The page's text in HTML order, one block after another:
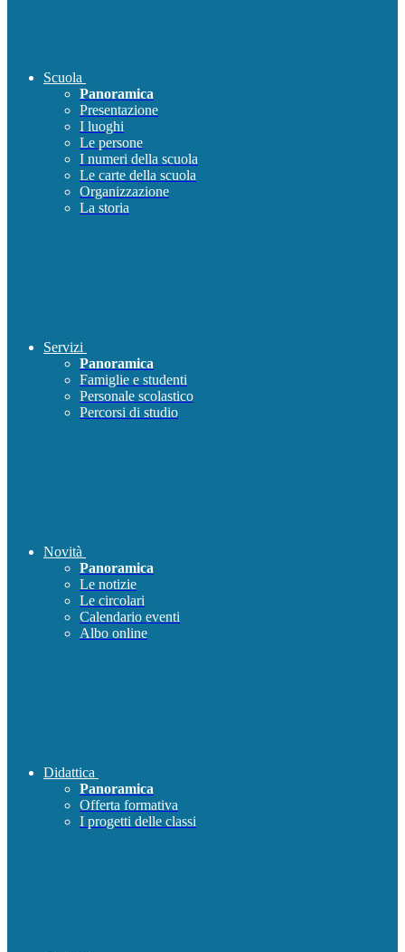
Scuola
Panoramica
Presentazione
I luoghi
Le persone
I numeri della scuola
Le carte della scuola
Organizzazione
La storia
Servizi
Panoramica
Famiglie e studenti
Personale scolastico
Percorsi di studio
Novità
Panoramica
Le notizie
Le circolari
Calendario eventi
Albo online
Didattica
Panoramica
Offerta formativa
I progetti delle classi